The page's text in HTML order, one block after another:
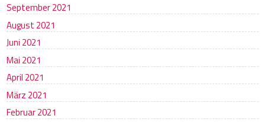
September 2021
August 2021
Juni 2021
Mai 2021
April 2021
März 2021
Februar 2021